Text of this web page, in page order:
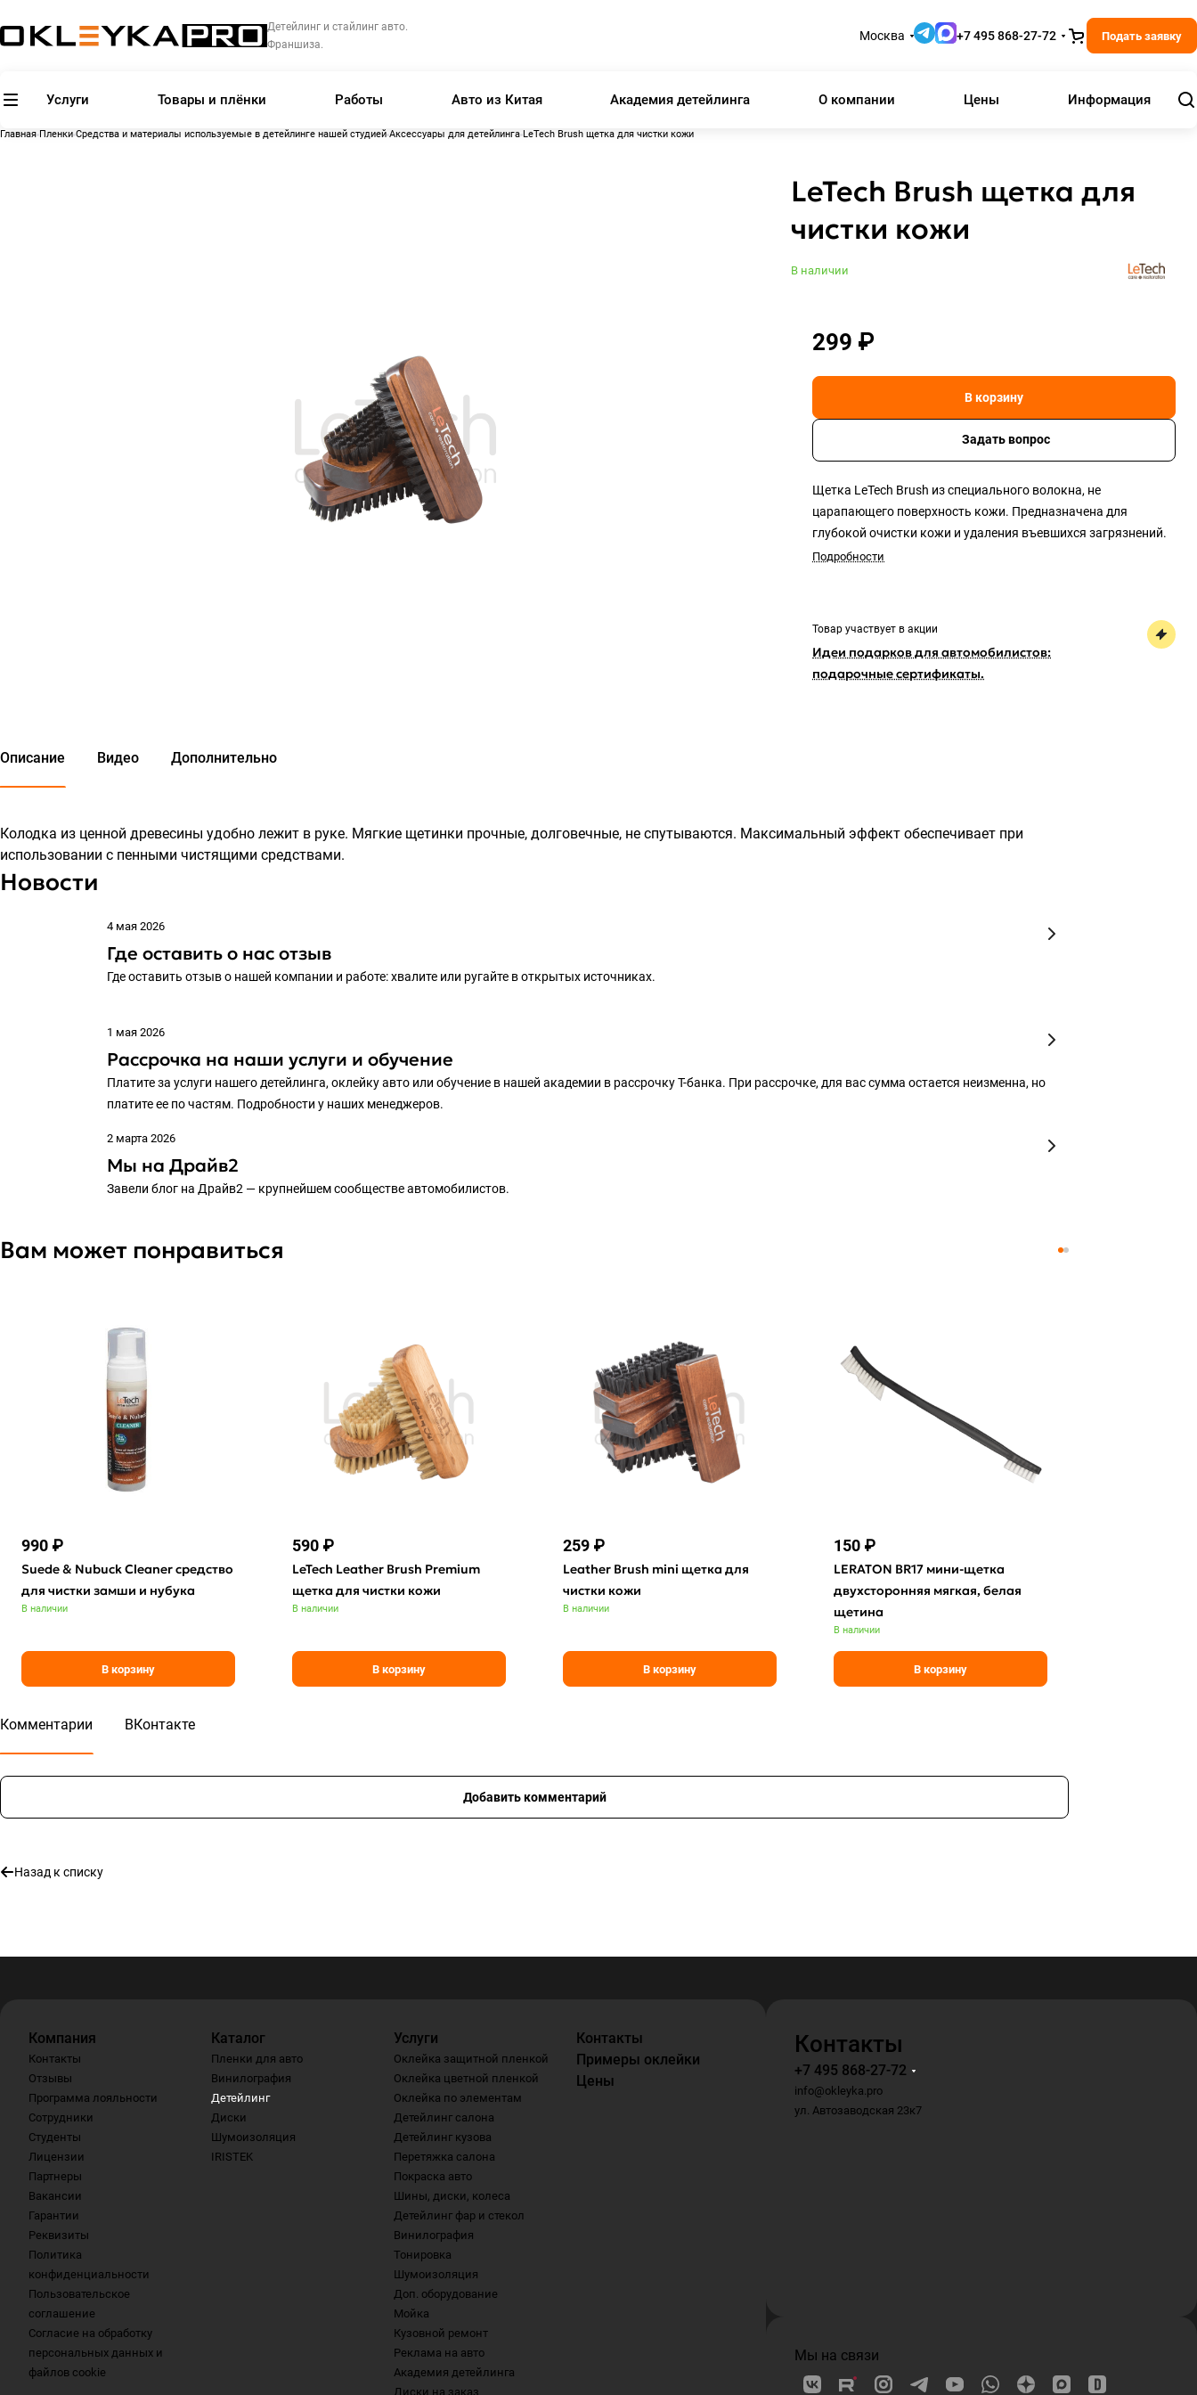
Детейлинг и стайлинг авто.
Франшиза.
Москва +7 495 868-27-72 Подать заявку
Услуги Товары и плёнки Работы Авто из Китая Академия детейлинга О компании Цены Информация
Главная Пленки Средства и материалы используемые в детейлинге нашей студией Аксессуары для детейлинга LeTech Brush щетка для чистки кожи
LeTech Brush щетка для
чистки кожи
В наличии
299 ₽
В корзину
Задать вопрос
Щетка LeTech Brush из специального волокна, не
царапающего поверхность кожи. Предназначена для
глубокой очистки кожи и удаления въевшихся загрязнений.
Подробности
Товар участвует в акции
Идеи подарков для автомобилистов:
подарочные сертификаты.
Описание Видео Дополнительно
Колодка из ценной древесины удобно лежит в руке. Мягкие щетинки прочные, долговечные, не спутываются. Максимальный эффект обеспечивает при
использовании с пенными чистящими средствами.
Новости
4 мая 2026
Где оставить о нас отзыв
Где оставить отзыв о нашей компании и работе: хвалите или ругайте в открытых источниках.
1 мая 2026
Рассрочка на наши услуги и обучение
Платите за услуги нашего детейлинга, оклейку авто или обучение в нашей академии в рассрочку Т-банка. При рассрочке, для вас сумма остается неизменна, но
платите ее по частям. Подробности у наших менеджеров.
2 марта 2026
Мы на Драйв2
Завели блог на Драйв2 — крупнейшем сообществе автомобилистов.
Вам может понравиться
990 ₽
Suede & Nubuck Cleaner средство
для чистки замши и нубука
В наличии
В корзину
590 ₽
LeTech Leather Brush Premium
щетка для чистки кожи
В наличии
В корзину
259 ₽
Leather Brush mini щетка для
чистки кожи
В наличии
В корзину
150 ₽
LERATON BR17 мини-щетка
двухсторонняя мягкая, белая
щетина
В наличии
В корзину
Комментарии ВКонтакте
Добавить комментарий
Назад к списку
Компания
Контакты
Отзывы
Программа лояльности
Сотрудники
Студенты
Лицензии
Партнеры
Вакансии
Гарантии
Реквизиты
Политика
конфиденциальности
Пользовательское
соглашение
Согласие на обработку
персональных данных и
файлов cookie
Каталог
Пленки для авто
Винилография
Детейлинг
Диски
Шумоизоляция
IRISTEK
Услуги
Оклейка защитной пленкой
Оклейка цветной пленкой
Оклейка по элементам
Детейлинг салона
Детейлинг кузова
Перетяжка салона
Покраска авто
Шины, диски, колеса
Детейлинг фар и стекол
Винилография
Тонировка
Шумоизоляция
Доп. оборудование
Мойка
Кузовной ремонт
Реклама на авто
Академия детейлинга
Диски на заказ
Контакты
Примеры оклейки
Цены
Контакты
+7 495 868-27-72
info@okleyka.pro
ул. Автозаводская 23к7
Мы на связи